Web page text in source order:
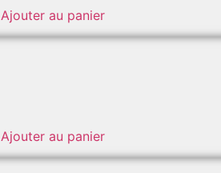
Ajouter au panier
Ajouter au panier